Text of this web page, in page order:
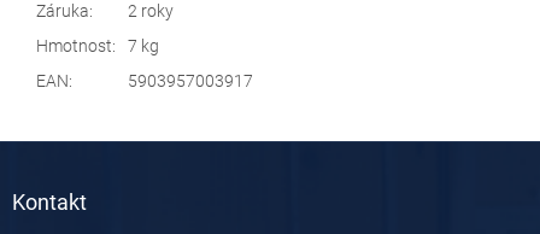
Záruka:
2 roky
Hmotnost:
7 kg
EAN: 5903957003917
Kontakt